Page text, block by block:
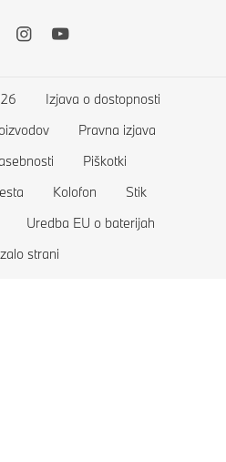
Izjava o dostopnosti
Pravna izjava
Piškotki
Kolofon
Stik
Uredba EU o baterijah
strani